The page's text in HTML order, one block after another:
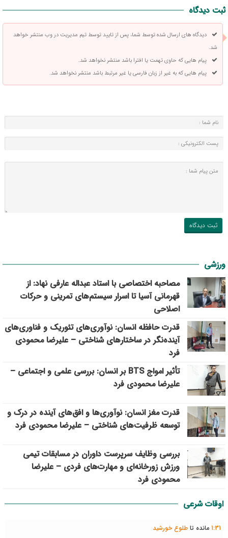
ثبت دیدگاه
دیدگاه های ارسال شده توسط شما، پس از تایید توسط تیم مدیریت در وب منتشر خواهد
شد.
پیام هایی که حاوی تهمت یا افترا باشد منتشر نخواهد شد.
پیام هایی که به غیر از زبان فارسی یا غیر مرتبط باشد منتشر نخواهد شد.
ورزشی
مصاحبه اختصاصی با استاد عبداله عارفی نهاد: از
قهرمانی آسیا تا اسرار سیستم‌های تمرینی و حرکات
اصلاحی
قدرت حافظه انسان: نوآوری‌های تئوریک و فناوری‌های
آینده‌نگر در ساختارهای شناختی – علیرضا محمودی
فرد
تأثیر امواج BTS بر انسان: بررسی علمی و اجتماعی –
علیرضا محمودی فرد
قدرت مغز انسان: نوآوری‌ها و افق‌های آینده در درک و
توسعه ظرفیت‌های شناختی – علیرضا محمودی فرد
بررسی وظايف سرپرست داوران در مسابقات تیمي
ورزش زورخانه‌ای و مهارت‌های فردی – علیرضا
محمودی فرد
اوقات شرعی
1:31 مانده تاطلوع خورشید